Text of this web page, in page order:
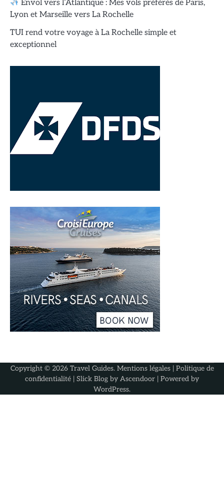
Envol vers l’Atlantique : Mes vols préférés de Paris,
Lyon et Marseille vers La Rochelle
TUI rend votre voyage à La Rochelle simple et
exceptionnel
Copyright © 2026 Travel Guides. Mentions légales| Politique de
confidentialité | Slick Blog by Ascendoor | Powered by
WordPress.